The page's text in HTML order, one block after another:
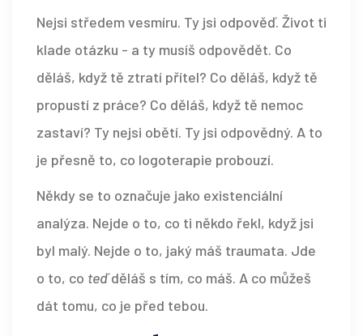
Nejsi středem vesmíru. Ty jsi odpověď. Život ti
klade otázku - a ty musíš odpovědět. Co
děláš, když tě ztratí přítel? Co děláš, když tě
propustí z práce? Co děláš, když tě nemoc
zastaví? Ty nejsi obětí. Ty jsi odpovědný. A to
je přesně to, co logoterapie probouzí.
Někdy se to označuje jako existenciální
analýza. Nejde o to, co ti někdo řekl, když jsi
byl malý. Nejde o to, jaký máš traumata. Jde
o to, co teďděláš s tím, co máš. A co můžeš
dát tomu, co je před tebou.